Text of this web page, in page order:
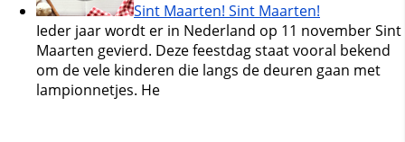
Sint Maarten! Sint Maarten!
Ieder jaar wordt er in Nederland op 11 november Sint
Maarten gevierd. Deze feestdag staat vooral bekend
om de vele kinderen die langs de deuren gaan met
lampionnetjes. He